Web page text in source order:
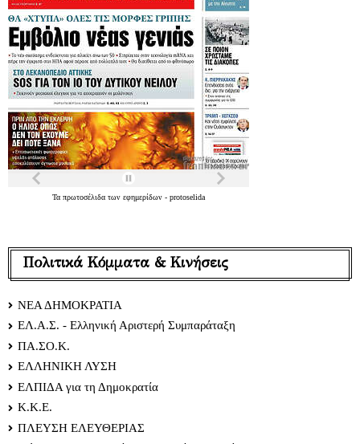
Τα πρωτοσέλιδα των εφημερίδων - protoselida
Πολιτικά Κόμματα & Κινήσεις
ΝΕΑ ΔΗΜΟΚΡΑΤΙΑ
ΕΛ.Α.Σ. - Ελληνική Αριστερή Συμπαράταξη
ΠΑ.ΣΟ.Κ.
ΕΛΛΗΝΙΚΗ ΛΥΣΗ
ΕΛΠΙΔΑ για τη Δημοκρατία
Κ.Κ.Ε.
ΠΛΕΥΣΗ ΕΛΕΥΘΕΡΙΑΣ